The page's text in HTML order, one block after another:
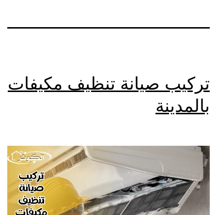
تركيب صيانة تنظيف مكيفات
بالمدينة